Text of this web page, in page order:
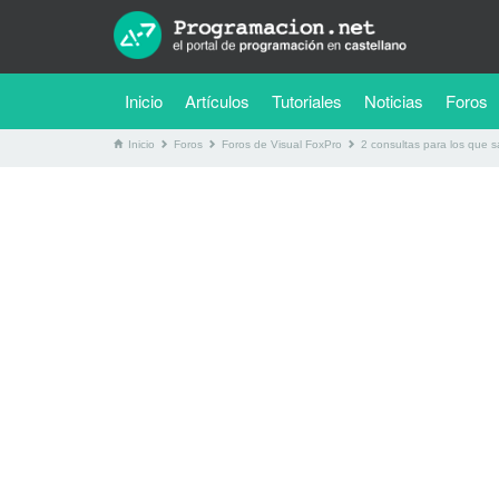
Inicio Artículos Tutoriales (current)
Noticias Foros
Inicio Foros Foros de Visual FoxPro 2 consultas para los que